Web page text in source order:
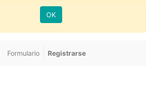
OK
Formulario Registrarse